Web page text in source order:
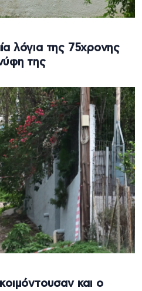
λόγια της 75χρονης
της
και ο